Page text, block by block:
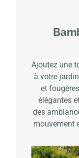
Ajoutez une
à votre
et
élégantes
des
mouvement